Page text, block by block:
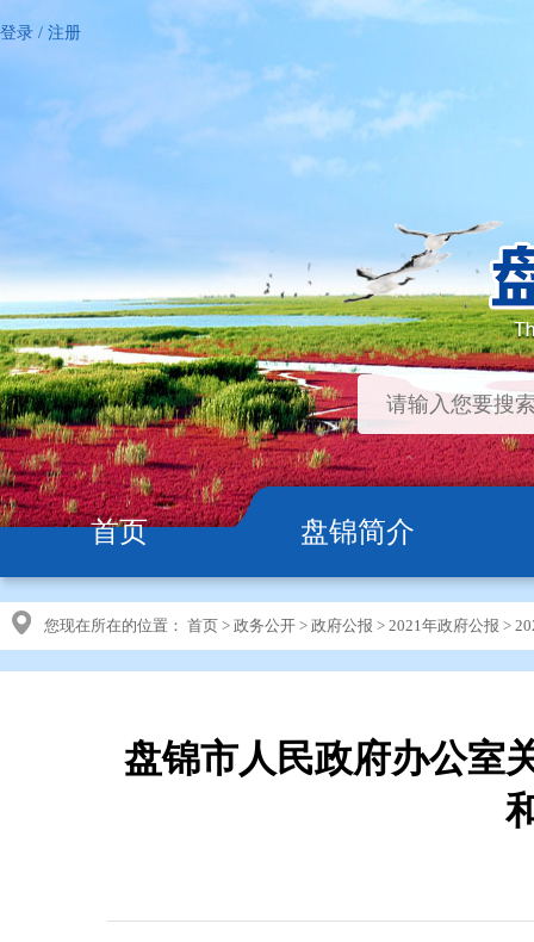
登录 / 注册
首页 盘锦简介
您现在所在的位置： 首页 > 政务公开 > 政府公报 > 2021年政府公报 >
盘锦市人民政府办公室